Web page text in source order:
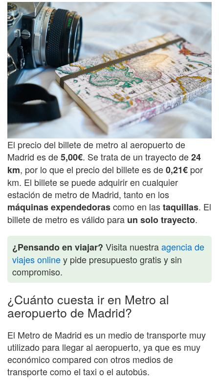
El precio del billete de metro al aeropuerto de
Madrid es de5,00€. Se trata de un trayecto de24
km, por lo que el precio del billete es de0,21€ por
km. El billete se puede adquirir en cualquier
estación de metro de Madrid, tanto en los
máquinas expendedorascomo en lastaquillas. El
billete de metro es válido para un solo trayecto.
¿Pensando en viajar? Visita nuestraagencia de
viajes onliney pide presupuesto gratis y sin
compromiso.
¿Cuánto cuesta ir en Metro al
aeropuerto de Madrid?
El Metro de Madrid es un medio de transporte muy
utilizado para llegar al aeropuerto, ya que es muy
económico compared con otros medios de
transporte como el taxi o el autobús.